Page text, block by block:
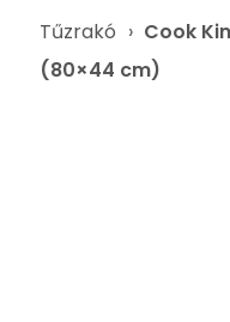
Tűzrakó › Cook
(80×44 cm)